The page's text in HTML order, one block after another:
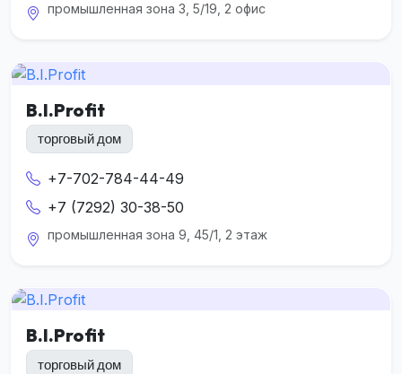
промышленная зона 3, 5/19, 2 офис
B.I.Profit
торговый дом
+7-702-784-44-49
+7 (7292) 30-38-50
промышленная зона 9, 45/1, 2 этаж
B.I.Profit
торговый дом